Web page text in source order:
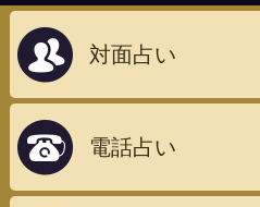
対面占い
電話占い